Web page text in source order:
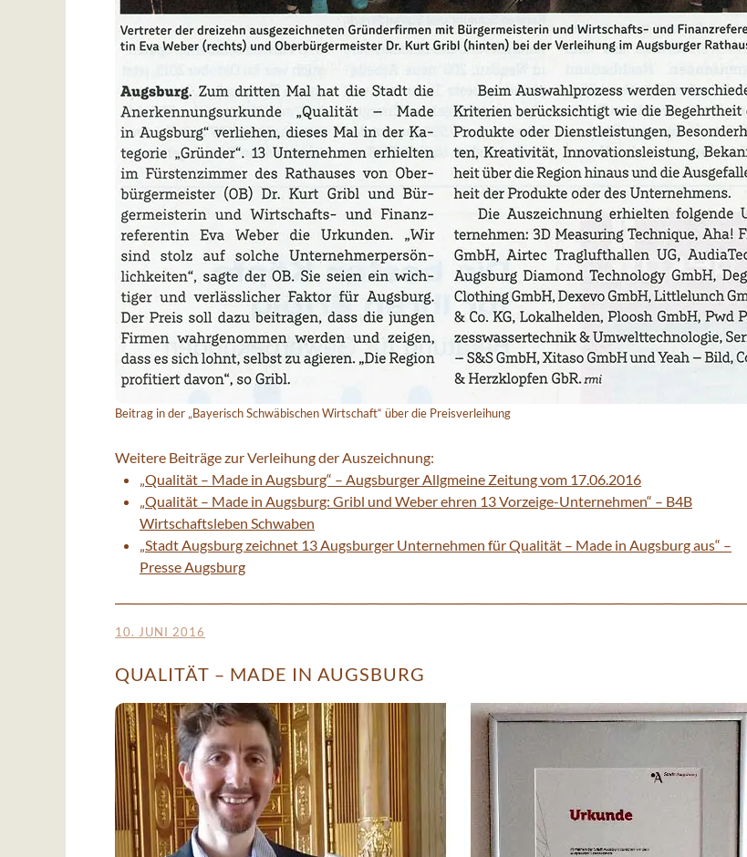
Beitrag in der „Bayerisch Schwäbischen Wirtschaft“ über die Preisverleihung
Weitere Beiträge zur Verleihung der Auszeichnung:
„Qualität – Made in Augsburg“ – Augsburger Allgmeine Zeitung vom 17.06.2016
„Qualität – Made in Augsburg: Gribl und Weber ehren 13 Vorzeige-Unternehmen“ – B4B
Wirtschaftsleben Schwaben
„Stadt Augsburg zeichnet 13 Augsburger Unternehmen für Qualität – Made in Augsburg aus“ –
Presse Augsburg
10. JUNI 2016
QUALITÄT – MADE IN AUGSBURG